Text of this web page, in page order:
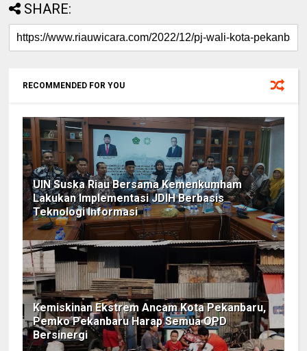
SHARE:
RECOMMENDED FOR YOU
UIN Suska Riau Bersama Kemenkumham
Lakukan Implementasi JDIH Berbasis
Teknologi Informasi
Kemiskinan Ekstrem Ancam Kota Pekanbaru,
Pemko Pekanbaru Harap Semua OPD
Bersinergi